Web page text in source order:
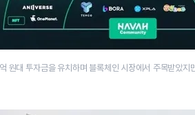
대 투자금을 유치하며 블록체인 시장에서 주목받았지